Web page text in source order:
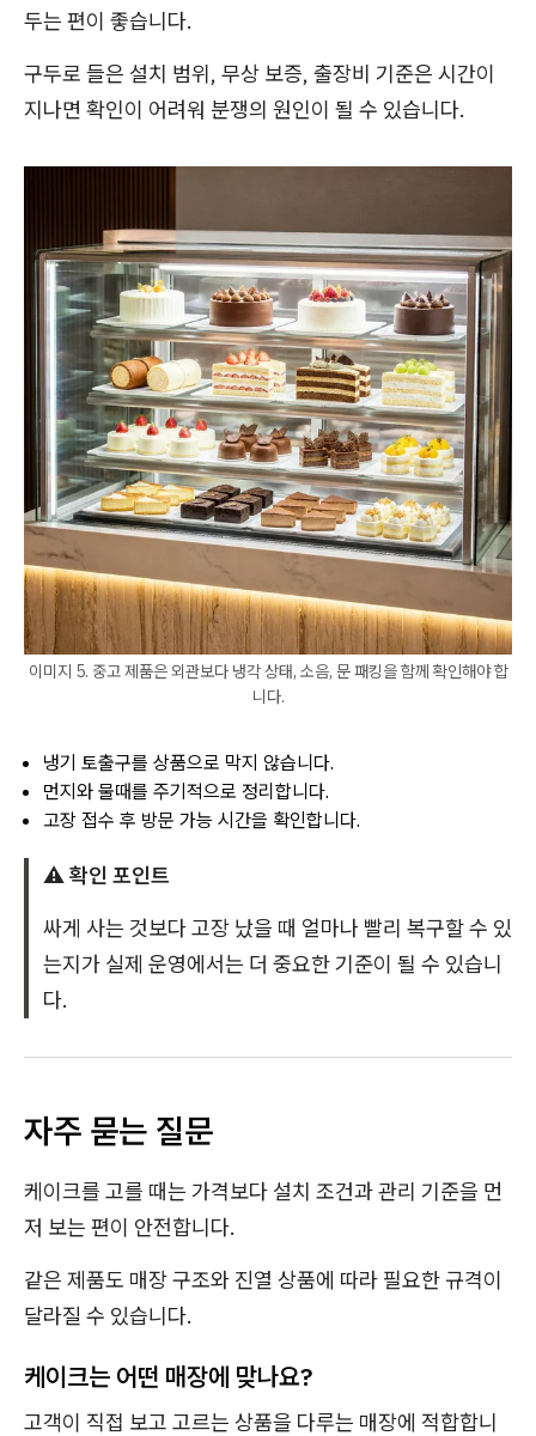
두는 편이 좋습니다.
구두로 들은 설치 범위, 무상 보증, 출장비 기준은 시간이
지나면 확인이 어려워 분쟁의 원인이 될 수 있습니다.
이미지 5. 중고 제품은 외관보다 냉각 상태, 소음, 문 패킹을 함께 확인해야 합
니다.
냉기 토출구를 상품으로 막지 않습니다.
먼지와 물때를 주기적으로 정리합니다.
고장 접수 후 방문 가능 시간을 확인합니다.
⚠️ 확인 포인트
싸게 사는 것보다 고장 났을 때 얼마나 빨리 복구할 수 있
는지가 실제 운영에서는 더 중요한 기준이 될 수 있습니
다.
자주 묻는 질문
케이크를 고를 때는 가격보다 설치 조건과 관리 기준을 먼
저 보는 편이 안전합니다.
같은 제품도 매장 구조와 진열 상품에 따라 필요한 규격이
달라질 수 있습니다.
케이크는 어떤 매장에 맞나요?
고객이 직접 보고 고르는 상품을 다루는 매장에 적합합니